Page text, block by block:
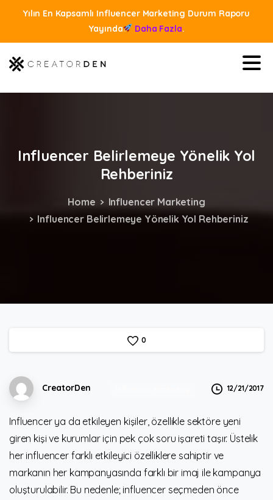
Yılın En Kapsamlı Influencer Marketing Durum Raporu
Yayında
Daha Fazla.
Influencer Belirlemeye Yönelik Yol
Rehberiniz
Home
Influencer Marketing
Influencer Belirlemeye Yönelik Yol Rehberiniz
0
CreatorDen 12/21/2017
Influencer ya da etkileyen kişiler, özellikle sektöre yeni
giren kişi ve kurumlar için pek çok soru işareti taşır. Üstelik
her influencer farklı etkileyici özelliklere sahiptir ve
markanın her kampanyasında farklı bir imaj ile kampanya
oluşturulabilir. Bu nedenle; influencer seçmeden önce